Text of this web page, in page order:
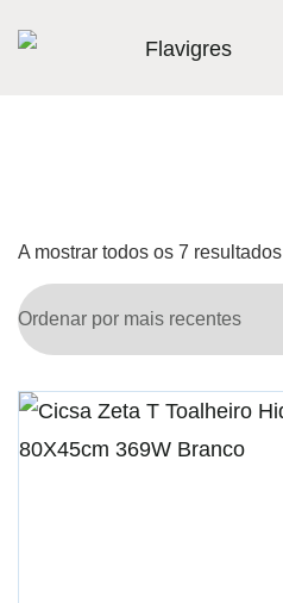
A mostrar todos os 7 resultados